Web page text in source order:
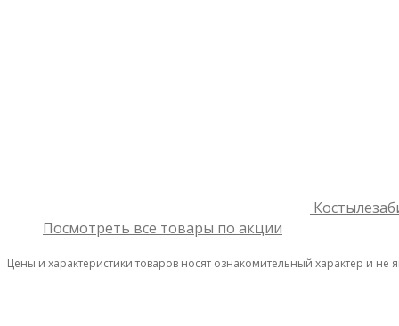
Посмотреть все товары по акции
Цены и характеристики товаров носят ознакомительный характер и не